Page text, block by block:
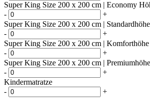
Super King Size 200 x 200 cm | Economy
-
+
Super King Size 200 x 200 cm |
-
+
Super King Size 200 x 200 cm |
-
+
Super King Size 200 x 200 cm |
-
+
Kindermatratze
-
+